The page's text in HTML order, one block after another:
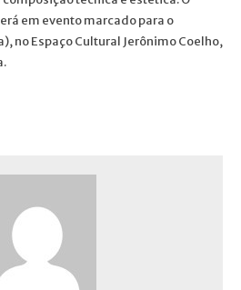
em evento marcado para o
no Espaço Cultural Jerônimo Coelho,